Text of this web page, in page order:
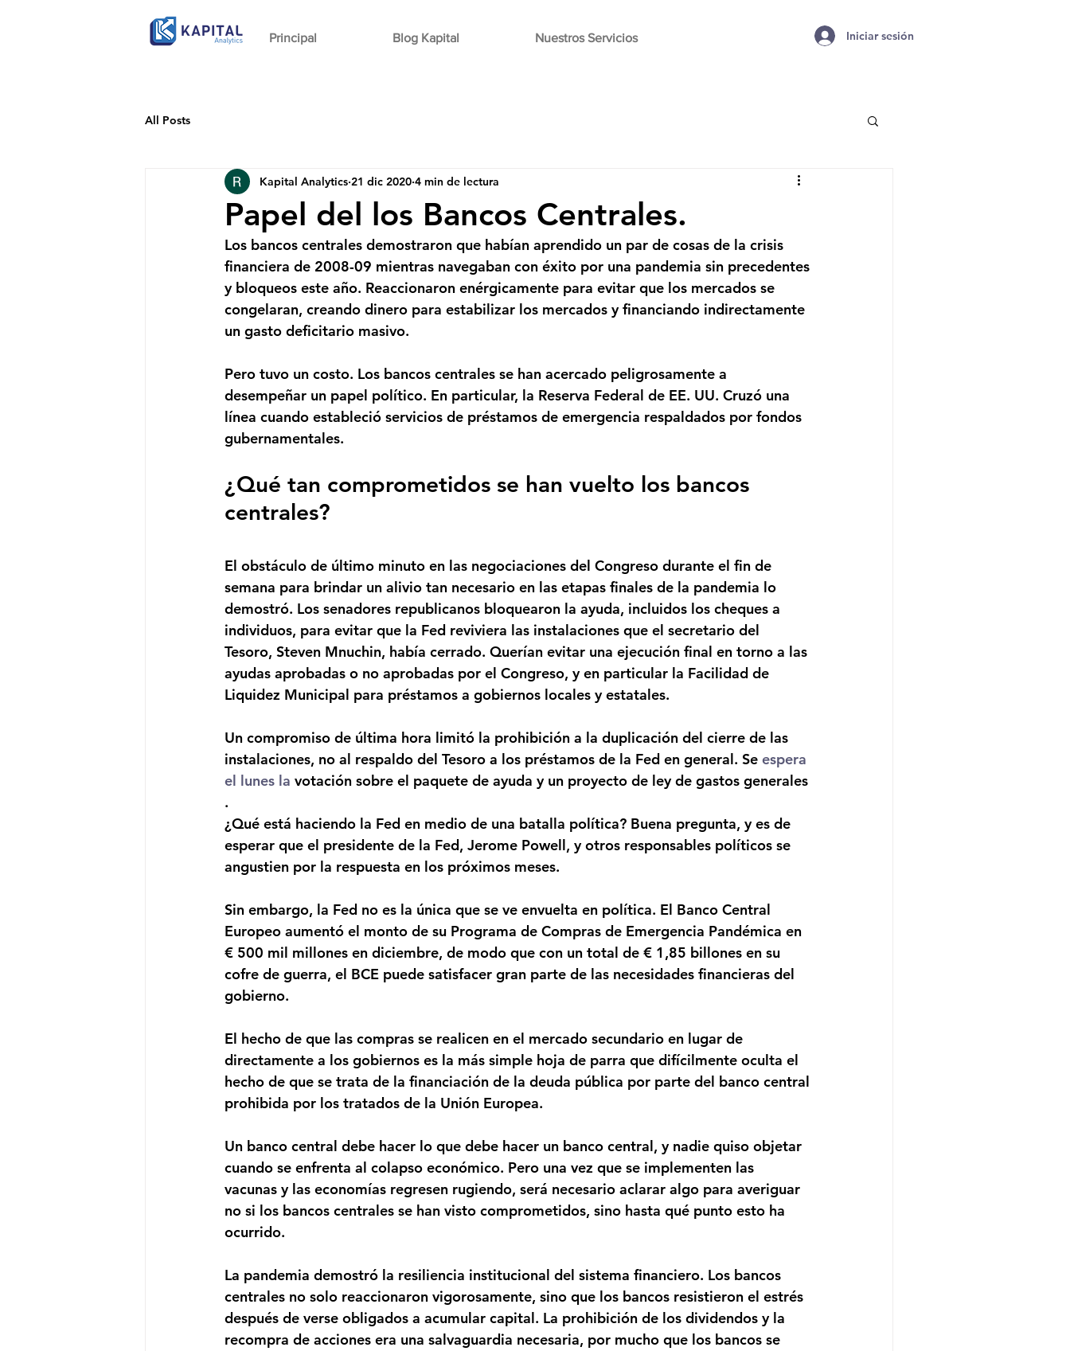
Principal Blog Kapital Nuestros Servicios Iniciar sesión
All Posts
Papel del los Bancos Centrales.
Kapital Analytics 21 dic 2020 4 min de lectura
Los bancos centrales demostraron que habían aprendido un par de cosas de la crisis
financiera de 2008-09 mientras navegaban con éxito por una pandemia sin precedentes
y bloqueos este año. Reaccionaron enérgicamente para evitar que los mercados se
congelaran, creando dinero para estabilizar los mercados y financiando indirectamente
un gasto deficitario masivo.
Pero tuvo un costo. Los bancos centrales se han acercado peligrosamente a
desempeñar un papel político. En particular, la Reserva Federal de EE. UU. Cruzó una
línea cuando estableció servicios de préstamos de emergencia respaldados por fondos
gubernamentales.
¿Qué tan comprometidos se han vuelto los bancos
centrales?
El obstáculo de último minuto en las negociaciones del Congreso durante el fin de
semana para brindar un alivio tan necesario en las etapas finales de la pandemia lo
demostró. Los senadores republicanos bloquearon la ayuda, incluidos los cheques a
individuos, para evitar que la Fed reviviera las instalaciones que el secretario del
Tesoro, Steven Mnuchin, había cerrado. Querían evitar una ejecución final en torno a las
ayudas aprobadas o no aprobadas por el Congreso, y en particular la Facilidad de
Liquidez Municipal para préstamos a gobiernos locales y estatales.
Un compromiso de última hora limitó la prohibición a la duplicación del cierre de las
instalaciones, no al respaldo del Tesoro a los préstamos de la Fed en general. Se espera
el lunes la votación sobre el paquete de ayuda y un proyecto de ley de gastos generales
.
¿Qué está haciendo la Fed en medio de una batalla política? Buena pregunta, y es de
esperar que el presidente de la Fed, Jerome Powell, y otros responsables políticos se
angustien por la respuesta en los próximos meses.
Sin embargo, la Fed no es la única que se ve envuelta en política. El Banco Central
Europeo aumentó el monto de su Programa de Compras de Emergencia Pandémica en
€ 500 mil millones en diciembre, de modo que con un total de € 1,85 billones en su
cofre de guerra, el BCE puede satisfacer gran parte de las necesidades financieras del
gobierno.
El hecho de que las compras se realicen en el mercado secundario en lugar de
directamente a los gobiernos es la más simple hoja de parra que difícilmente oculta el
hecho de que se trata de la financiación de la deuda pública por parte del banco central
prohibida por los tratados de la Unión Europea.
Un banco central debe hacer lo que debe hacer un banco central, y nadie quiso objetar
cuando se enfrenta al colapso económico. Pero una vez que se implementen las
vacunas y las economías regresen rugiendo, será necesario aclarar algo para averiguar
no si los bancos centrales se han visto comprometidos, sino hasta qué punto esto ha
ocurrido.
La pandemia demostró la resiliencia institucional del sistema financiero. Los bancos
centrales no solo reaccionaron vigorosamente, sino que los bancos resistieron el estrés
después de verse obligados a acumular capital. La prohibición de los dividendos y la
recompra de acciones era una salvaguardia necesaria, por mucho que los bancos se